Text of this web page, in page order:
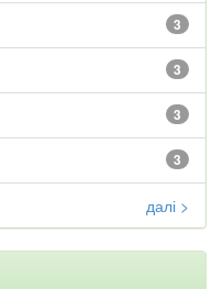
3
3
3
3
далі >